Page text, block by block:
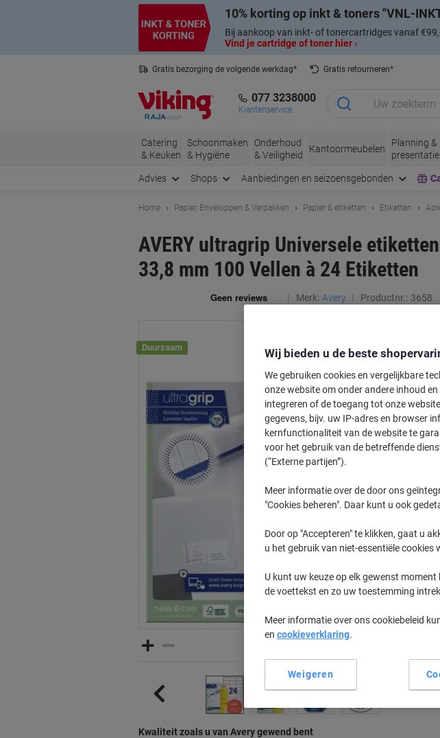
10% korting op inkt & toners VNL-
Bij aankoop van inkt- of tonercartridges vanaf
Vind je cartridge of toner hier ›
Gratis bezorging de volgende werkdag*
Gratis retourneren*
077 3238000
Klantenservice
Catering
& Keuken
Schoonmaken
& Hygiëne
Onderhoud
& Veiligheid
Kantoormeubelen
Planning &
presentatie
Advies Shops Aanbiedingen en seizoensgebonden
Home Papier, Enveloppen & Verpakken Papier & etiketten Etiketten
AVERY ultragrip Universele
33,8 mm 100 Vellen à 24 Etiketten
Merk: Avery Productnr.: 3658
Duurzaam
Kwaliteit zoals u van Avery gewend bent
Wij bieden u de beste
We gebruiken cookies en vergelijkbare
onze website om onder andere inhoud
integreren of de toegang tot onze
gegevens, bijv. uw IP-adres en browser
kernfunctionaliteit van de website te
voor het gebruik van de betreffende
(“Externe partijen”).
Meer informatie over de door ons
"Cookies beheren". Daar kunt u ook
Door op "Accepteren" te klikken, gaat u
u het gebruik van niet-essentiële cookies
U kunt uw keuze op elk gewenst moment
de voettekst en zo uw toestemming
Meer informatie over ons cookiebeleid
en cookieverklaring.
Weigeren